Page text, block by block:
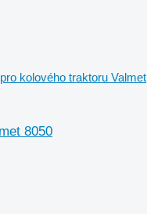
kolového traktoru Valmet
8050